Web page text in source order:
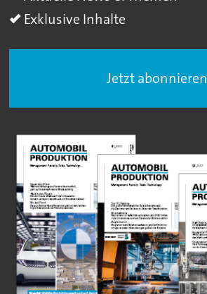
Exklusive Inhalte
Jetzt abonnieren